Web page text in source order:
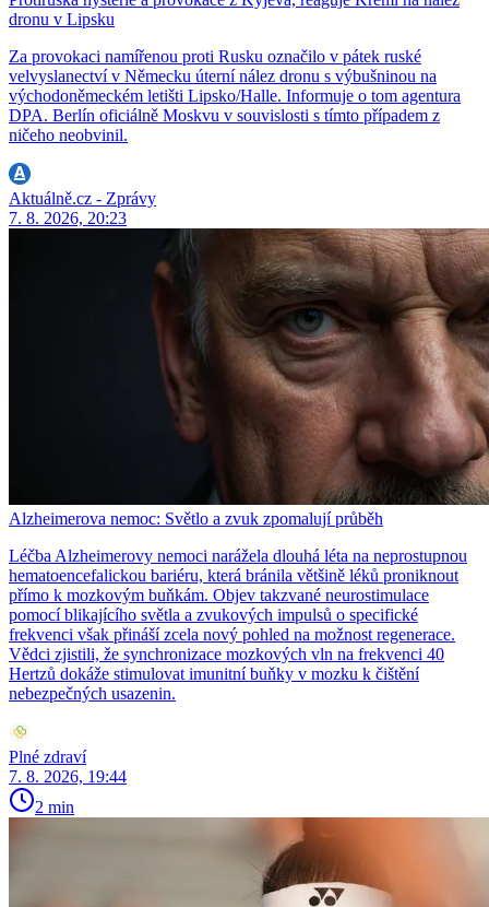
dronu v Lipsku
Za provokaci namířenou proti Rusku označilo v pátek ruské
velvyslanectví v Německu úterní nález dronu s výbušninou na
východoněmeckém letišti Lipsko/Halle. Informuje o tom agentura
DPA. Berlín oficiálně Moskvu v souvislosti s tímto případem z
ničeho neobvinil.
Aktuálně.cz - Zprávy
7. 8. 2026, 20:23
Alzheimerova nemoc: Světlo a zvuk zpomalují průběh
Léčba Alzheimerovy nemoci narážela dlouhá léta na neprostupnou
hematoencefalickou bariéru, která bránila většině léků proniknout
přímo k mozkovým buňkám. Objev takzvané neurostimulace
pomocí blikajícího světla a zvukových impulsů o specifické
frekvenci však přináší zcela nový pohled na možnost regenerace.
Vědci zjistili, že synchronizace mozkových vln na frekvenci 40
Hertzů dokáže stimulovat imunitní buňky v mozku k čištění
nebezpečných usazenin.
Plné zdraví
7. 8. 2026, 19:44
2 min